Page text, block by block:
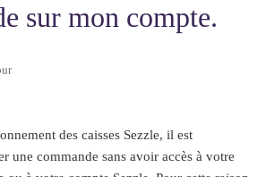
sur mon compte.
des caisses Sezzle, il est
une commande sans avoir accès à votre